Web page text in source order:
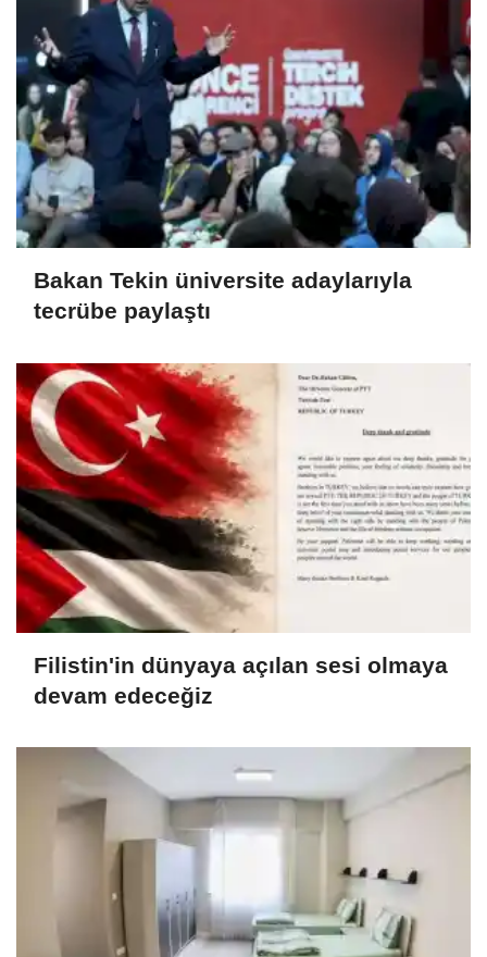
Bakan Tekin üniversite adaylarıyla
tecrübe paylaştı
Filistin'in dünyaya açılan sesi olmaya
devam edeceğiz